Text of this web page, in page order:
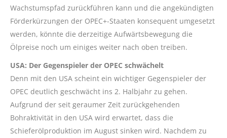
Wachstumspfad zurückführen kann und die angekündigten
Förderkürzungen der OPEC+-Staaten konsequent umgesetzt
werden, könnte die derzeitige Aufwärtsbewegung die
Ölpreise noch um einiges weiter nach oben treiben.
USA: Der Gegenspieler der OPEC schwächelt
Denn mit den USA scheint ein wichtiger Gegenspieler der
OPEC deutlich geschwächt ins 2. Halbjahr zu gehen.
Aufgrund der seit geraumer Zeit zurückgehenden
Bohraktivität in den USA wird erwartet, dass die
Schieferölproduktion im August sinken wird. Nachdem zu